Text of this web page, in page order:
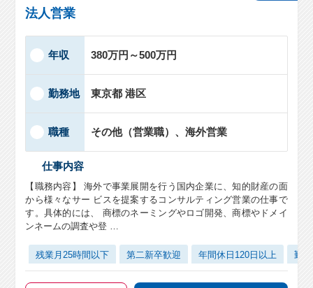
法人営業
年収 380万円～500万円
勤務地 東京都 港区
職種 その他（営業職）、海外営業
仕事内容
【職務内容】 海外で事業展開を行う国内企業に、知的財産の面
から様々なサー ビスを提案するコンサルティング営業の仕事で
す。具体的には、 商標のネーミングやロゴ開発、商標やドメイ
ンネームの調査や登 …
残業月25時間以下 第二新卒歓迎 年間休日120日以上 勤